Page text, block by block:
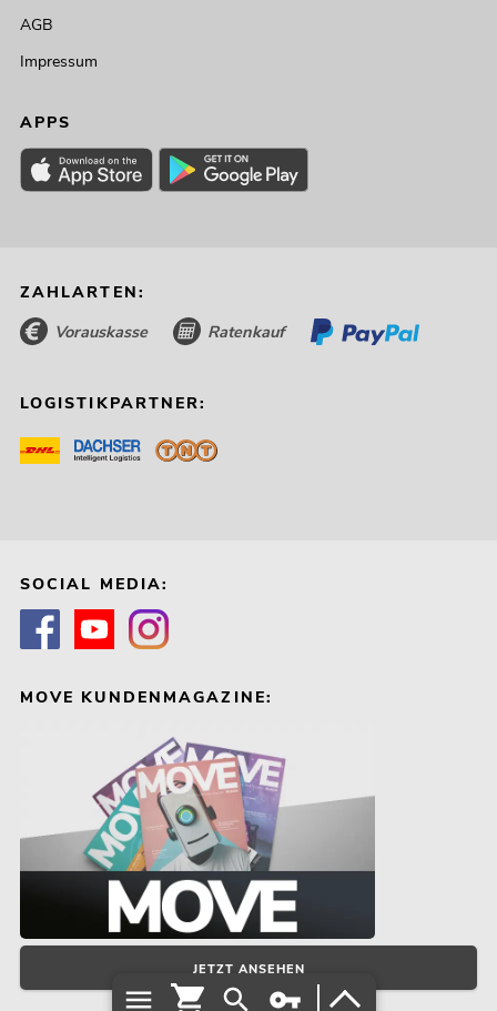
AGB
Impressum
APPS
ZAHLARTEN:
Vorauskasse Ratenkauf
LOGISTIKPARTNER:
SOCIAL MEDIA:
MOVE KUNDENMAGAZINE:
JETZT ANSEHEN